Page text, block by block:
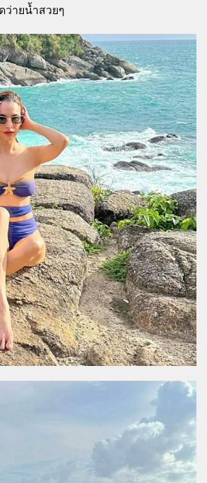
ว่ายน้ำสวยๆ